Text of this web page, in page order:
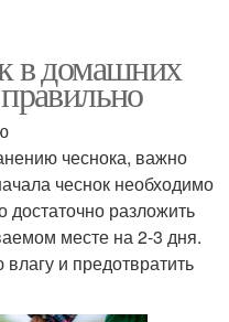
в домашних
чеснока, важно
чеснок необходимо
достаточно разложить
месте на 2-3 дня.
и предотвратить